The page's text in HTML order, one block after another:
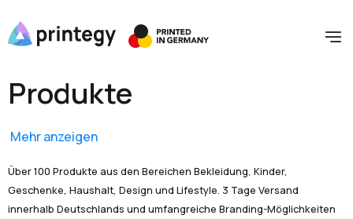
Produkte
Mehr anzeigen
Über 100 Produkte aus den Bereichen Bekleidung, Kinder,
Geschenke, Haushalt, Design und Lifestyle. 3 Tage Versand
innerhalb Deutschlands und umfangreiche Branding-Möglichkeiten